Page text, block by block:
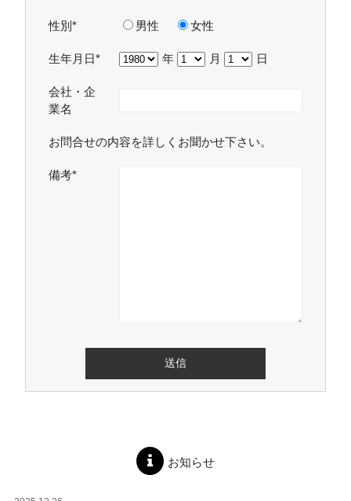
性別* 男性 女性
生年月日* 年 月 日
会社・企
業名
お問合せの内容を詳しくお聞かせ下さい。
備考*
お知らせ